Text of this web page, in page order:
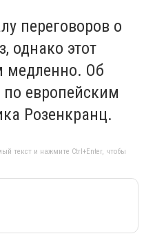
переговоров о
однако этот
медленно. Об
европейским
Розенкранц.
текст и нажмите Ctrl+Enter, чтобы